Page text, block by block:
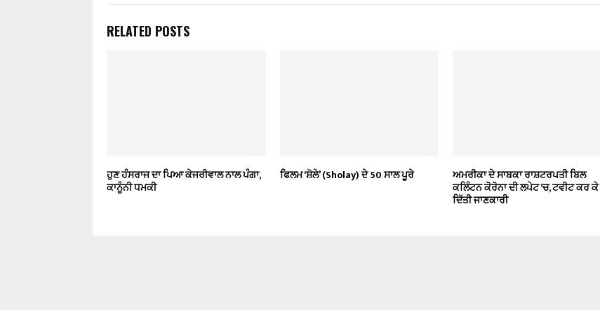
RELATED POSTS
ਹੁਣ ਹੰਸਰਾਜ ਦਾ ਪਿਆ ਕੇਜਰੀਵਾਲ ਨਾਲ ਪੰਗਾ,
ਕਾਨੂੰਨੀ ਧਮਕੀ
ਫਿਲਮ ‘ਸ਼ੋਲੇ’ (Sholay) ਦੇ 50 ਸਾਲ ਪੂਰੇ ਅਮਰੀਕਾ ਦੇ ਸਾਬਕਾ ਰਾਸ਼ਟਰਪਤੀ ਬਿਲ
ਕਲਿੰਟਨ ਕੋਰੋਨਾ ਦੀ ਲਪੇਟ ‘ਚ, ਟਵੀਟ ਕਰ ਕੇ
ਦਿੱਤੀ ਜਾਣਕਾਰੀ